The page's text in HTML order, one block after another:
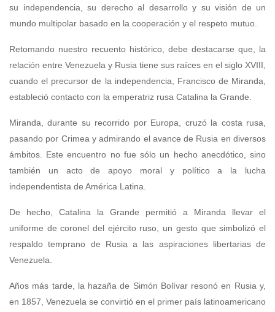
su independencia, su derecho al desarrollo y su visión de un
mundo multipolar basado en la cooperación y el respeto mutuo.
Retomando nuestro recuento histórico, debe destacarse que, la
relación entre Venezuela y Rusia tiene sus raíces en el siglo XVIII,
cuando el precursor de la independencia, Francisco de Miranda,
estableció contacto con la emperatriz rusa Catalina la Grande.
Miranda, durante su recorrido por Europa, cruzó la costa rusa,
pasando por Crimea y admirando el avance de Rusia en diversos
ámbitos. Este encuentro no fue sólo un hecho anecdótico, sino
también un acto de apoyo moral y político a la lucha
independentista de América Latina.
De hecho, Catalina la Grande permitió a Miranda llevar el
uniforme de coronel del ejército ruso, un gesto que simbolizó el
respaldo temprano de Rusia a las aspiraciones libertarias de
Venezuela.
Años más tarde, la hazaña de Simón Bolívar resonó en Rusia y,
en 1857, Venezuela se convirtió en el primer país latinoamericano